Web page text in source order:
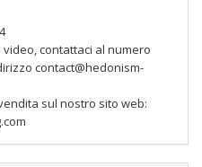
contattaci al numero
contact@hedonism-
sul nostro sito web: